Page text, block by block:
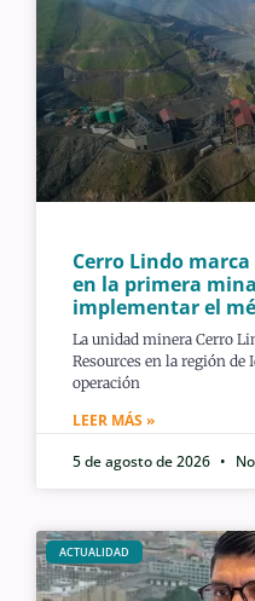
Cerro Lindo
en la primera
implementar el
La unidad minera Cerro
Resources en la región
operación
LEER MÁS »
5 de agosto de 2026
ACTUALIDAD